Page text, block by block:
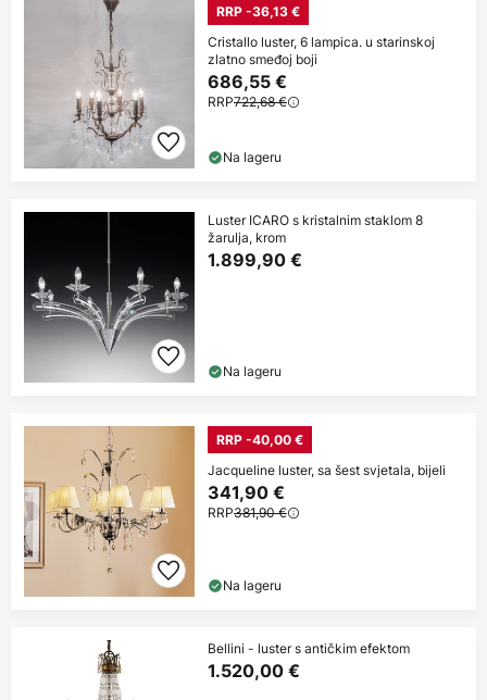
RRP -36,13 €
Cristallo luster, 6 lampica. u starinskoj
zlatno smeđoj boji
686,55 €
RRP722,68 €
Na lageru
Luster ICARO s kristalnim staklom 8
žarulja, krom
1.899,90 €
Na lageru
RRP -40,00 €
Jacqueline luster, sa šest svjetala, bijeli
341,90 €
RRP381,90 €
Na lageru
Bellini - luster s antičkim efektom
1.520,00 €